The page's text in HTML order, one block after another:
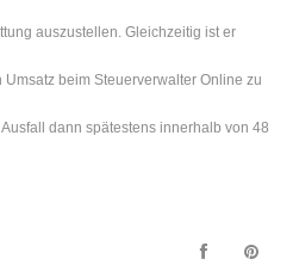
auszustellen. Gleichzeitig ist er
beim Steuerverwalter Online zu
dann spätestens innerhalb von 48